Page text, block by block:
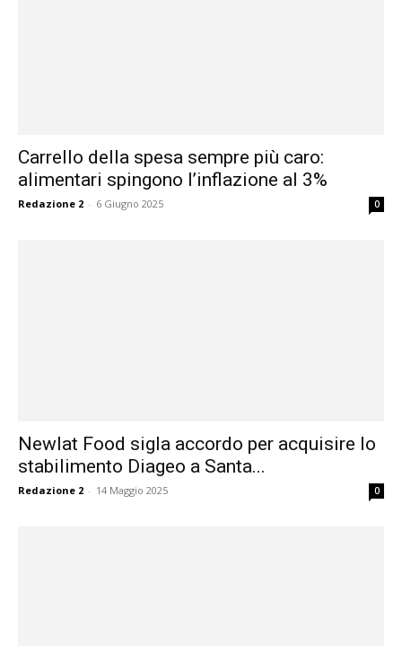
Carrello della spesa sempre più caro:
alimentari spingono l’inflazione al 3%
Redazione 2 - 6 Giugno 2025 0
Newlat Food sigla accordo per acquisire lo
stabilimento Diageo a Santa...
Redazione 2 - 14 Maggio 2025 0